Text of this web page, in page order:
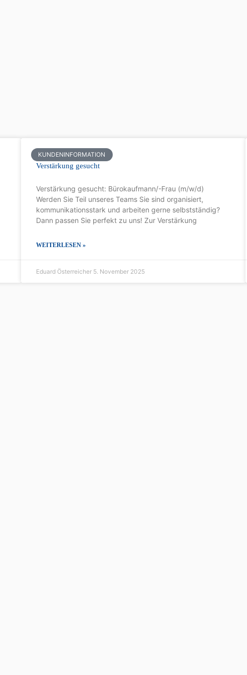
KUNDENINFORMATION
Verstärkung gesucht
Verstärkung gesucht: Bürokaufmann/-Frau (m/w/d)
Werden Sie Teil unseres Teams Sie sind organisiert,
kommunikationsstark und arbeiten gerne selbstständig?
Dann passen Sie perfekt zu uns! Zur Verstärkung
WEITERLESEN »
Eduard Österreicher 5. November 2025